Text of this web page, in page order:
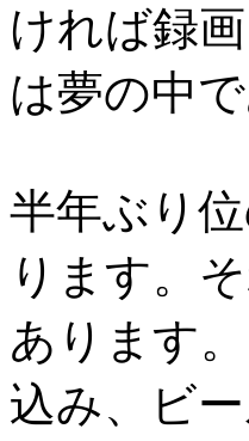
ければ録
は夢の中
半年ぶり
ります。
あります
込み、ビ